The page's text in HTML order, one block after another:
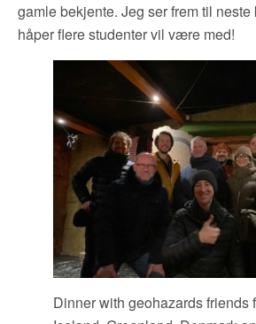
gamle bekjente. Jeg ser frem til neste
håper flere studenter vil være med!
Dinner with geohazards friends